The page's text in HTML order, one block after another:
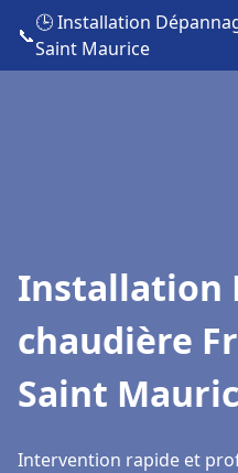
📞
🕒 Installation
Saint Maurice
Installation
chaudière
Saint
Intervention rapide et